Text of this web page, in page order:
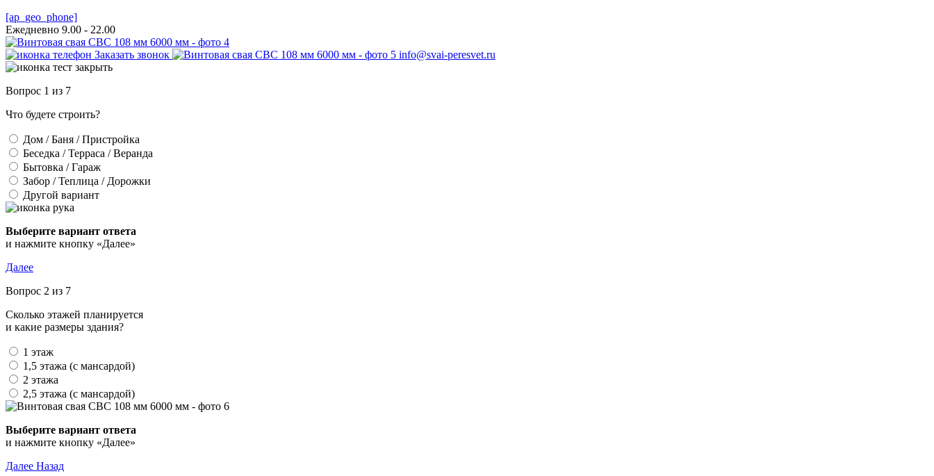
[ap_geo_phone]
Ежедневно 9.00 - 22.00
Заказать звонок info@svai-peresvet.ru
Вопрос 1 из 7
Что будете строить?
Дом / Баня / Пристройка
Беседка / Терраса / Веранда
Бытовка / Гараж
Забор / Теплица / Дорожки
Другой вариант
Выберите вариант ответа
и нажмите кнопку «Далее»
Далее
Вопрос 2 из 7
Сколько этажей планируется
и какие размеры здания?
1 этаж
1,5 этажа (с мансардой)
2 этажа
2,5 этажа (с мансардой)
Выберите вариант ответа
и нажмите кнопку «Далее»
Далее Назад